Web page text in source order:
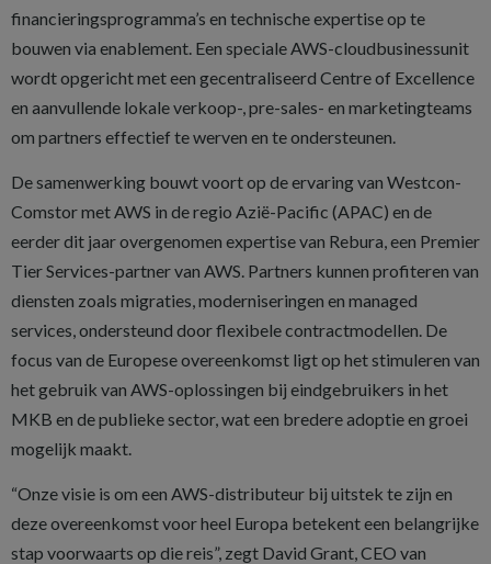
financieringsprogramma’s en technische expertise op te
bouwen via enablement. Een speciale AWS-cloudbusinessunit
wordt opgericht met een gecentraliseerd Centre of Excellence
en aanvullende lokale verkoop-, pre-sales- en marketingteams
om partners effectief te werven en te ondersteunen.
De samenwerking bouwt voort op de ervaring van Westcon-
Comstor met AWS in de regio Azië-Pacific (APAC) en de
eerder dit jaar overgenomen expertise van Rebura, een Premier
Tier Services-partner van AWS. Partners kunnen profiteren van
diensten zoals migraties, moderniseringen en managed
services, ondersteund door flexibele contractmodellen. De
focus van de Europese overeenkomst ligt op het stimuleren van
het gebruik van AWS-oplossingen bij eindgebruikers in het
MKB en de publieke sector, wat een bredere adoptie en groei
mogelijk maakt.
“Onze visie is om een AWS-distributeur bij uitstek te zijn en
deze overeenkomst voor heel Europa betekent een belangrijke
stap voorwaarts op die reis”, zegt David Grant, CEO van